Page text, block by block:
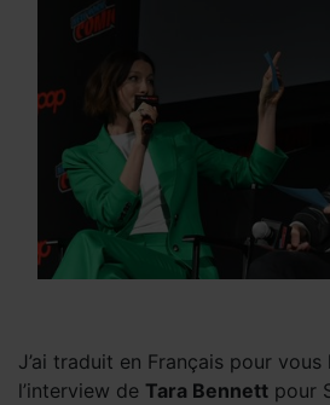
J’ai traduit en Français pour vous
l’interview de Tara Bennett pour